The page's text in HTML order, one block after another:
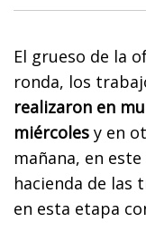
El grueso de la
ronda, los
realizaron en
miércoles y en
mañana, en
hacienda de las
en esta etapa